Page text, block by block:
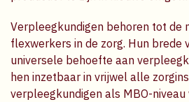
Verpleegkundigen behoren tot de
flexwerkers in de zorg. Hun brede
universele behoefte aan
hen inzetbaar in vrijwel alle
verpleegkundigen als MBO-